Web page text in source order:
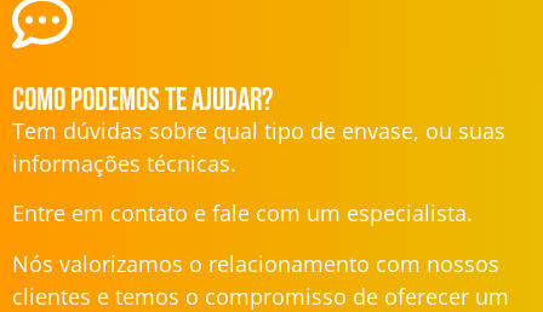
Como podemos te ajudar?
Tem dúvidas sobre qual tipo de envase, ou suas
informações técnicas.
Entre em contato e fale com um especialista.
Nós valorizamos o relacionamento com nossos
clientes e temos o compromisso de oferecer um